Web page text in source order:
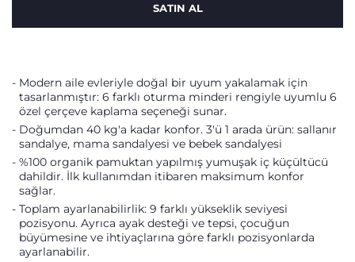
SATIN AL
Modern aile evleriyle doğal bir uyum yakalamak için
tasarlanmıştır: 6 farklı oturma minderi rengiyle uyumlu 6
özel çerçeve kaplama seçeneği sunar.
Doğumdan 40 kg'a kadar konfor. 3'ü 1 arada ürün: sallanır
sandalye, mama sandalyesi ve bebek sandalyesi
%100 organik pamuktan yapılmış yumuşak iç küçültücü
dahildir. İlk kullanımdan itibaren maksimum konfor
sağlar.
Toplam ayarlanabilirlik: 9 farklı yükseklik seviyesi
pozisyonu. Ayrıca ayak desteği ve tepsi, çocuğun
büyümesine ve ihtiyaçlarına göre farklı pozisyonlarda
ayarlanabilir.